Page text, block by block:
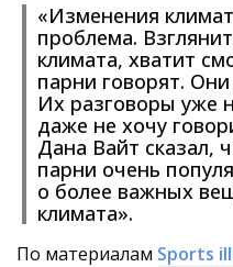
«Изменения
проблема.
климата, хватит
парни говорят.
Их разговоры уже
даже не хочу
Дана Вайт сказал,
парни очень
о более важных
климата».
По материалам Sports